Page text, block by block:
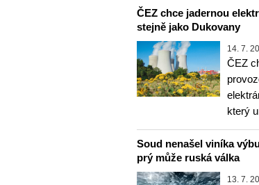
ČEZ chce jadernou
stejně jako Dukovany
14. 7.
ČEZ
který
Soud nenašel viníka
prý může ruská válka
13. 7.